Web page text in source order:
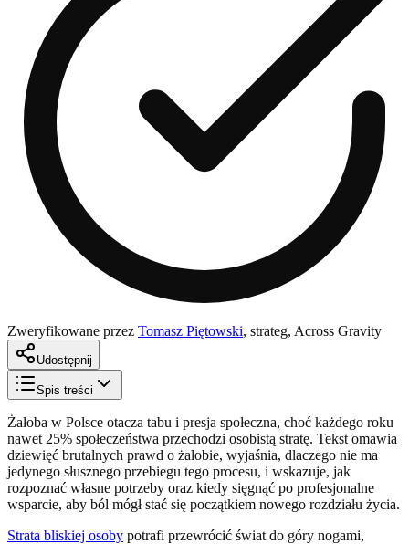
Zweryfikowane przez Tomasz Piętowski, strateg, Across Gravity
Udostępnij
Spis treści
Żałoba w Polsce otacza tabu i presja społeczna, choć każdego roku
nawet 25% społeczeństwa przechodzi osobistą stratę. Tekst omawia
dziewięć brutalnych prawd o żalobie, wyjaśnia, dlaczego nie ma
jedynego słusznego przebiegu tego procesu, i wskazuje, jak
rozpoznać własne potrzeby oraz kiedy sięgnąć po profesjonalne
wsparcie, aby ból mógł stać się początkiem nowego rozdziału życia.
Strata bliskiej osoby potrafi przewrócić świat do góry nogami,